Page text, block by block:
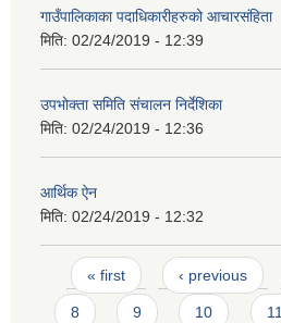
गाउँपालिकाका पदाधिकारीहरुको आचारसंहिता
मिति: 02/24/2019 - 12:39
उपभोक्ता समिति संचालन निर्देशिका
मिति: 02/24/2019 - 12:36
आर्थिक ऐन
मिति: 02/24/2019 - 12:32
Pages
« first ‹ previous
8 9 10 11